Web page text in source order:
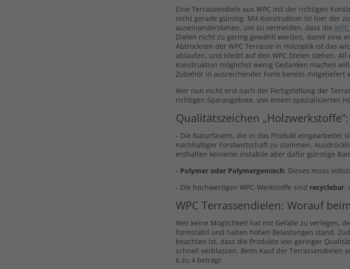
Eine Terrassendiele aus WPC mit der richtigen
nicht gerade günstig. Mit Konstruktion ist hier der
auseinanderstehen, um zu vermeiden, dass die
Dielen nicht zu gering gewählt werden, damit eine
Abtrocknen der WPC Terrasse in Holzoptik ist das
ablaufen, und bleibt auf den WPC Dielen stehen.
Konstruktion möglichst wenig Gedanken machen
Zubehör in ausreichender Form bereits mitgeliefert
Wer nun nicht erst nach der Fertigstellung der
richtigen Sparangebote, von einem spezialisierten
Qualitätszeichen
- Die Naturfasern, die in das Produkt eingearbeitet
nachhaltiger Forstwirtschaft zu stammen.
enthalten keinerlei instabile aber dafür günstige
- Polymer oder Polymergemisch: Dieses muss
- Die hochwertigen WPC-Werkstoffe sind recyclebar,
WPC Terrassendielen: Worauf
Wer keine Möglichkeit hat mit Gefälle zu verlegen,
formstabil und halten hohen Belastungen stand.
beachten ist, dass die Produkte von geringer
schnell verblassen. Beim Kauf der Terrassendielen
6 zu 4 beträgt.